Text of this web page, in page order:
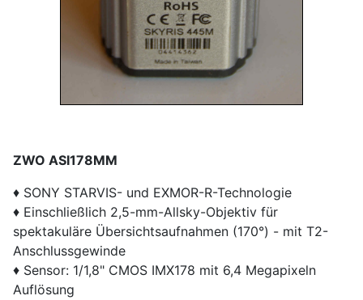
ZWO ASI178MM
♦ SONY STARVIS- und EXMOR-R-Technologie
♦ Einschließlich 2,5-mm-Allsky-Objektiv für
spektakuläre Übersichtsaufnahmen (170°) - mit T2-
Anschlussgewinde
♦ Sensor: 1/1,8" CMOS IMX178 mit 6,4 Megapixeln
Auflösung